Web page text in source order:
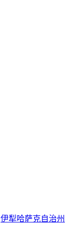
伊犁哈萨克自治州